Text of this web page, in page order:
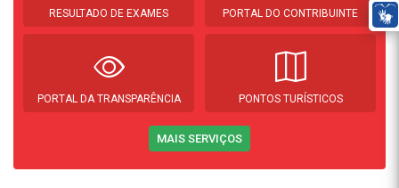
RESULTADO DE EXAMES PORTAL DO CONTRIBUINTE
PORTAL DA TRANSPARÊNCIA PONTOS TURÍSTICOS
MAIS SERVIÇOS